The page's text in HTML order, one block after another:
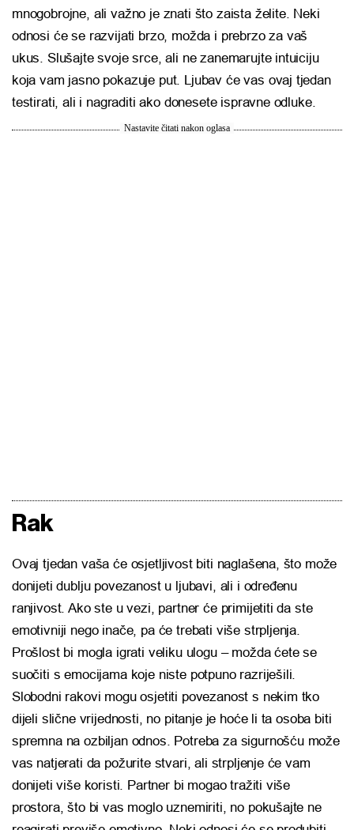
mnogobrojne, ali važno je znati što zaista želite. Neki
odnosi će se razvijati brzo, možda i prebrzo za vaš
ukus. Slušajte svoje srce, ali ne zanemarujte intuiciju
koja vam jasno pokazuje put. Ljubav će vas ovaj tjedan
testirati, ali i nagraditi ako donesete ispravne odluke.
Nastavite čitati nakon oglasa
Rak
Ovaj tjedan vaša će osjetljivost biti naglašena, što može
donijeti dublju povezanost u ljubavi, ali i određenu
ranjivost. Ako ste u vezi, partner će primijetiti da ste
emotivniji nego inače, pa će trebati više strpljenja.
Prošlost bi mogla igrati veliku ulogu – možda ćete se
suočiti s emocijama koje niste potpuno razriješili.
Slobodni rakovi mogu osjetiti povezanost s nekim tko
dijeli slične vrijednosti, no pitanje je hoće li ta osoba biti
spremna na ozbiljan odnos. Potreba za sigurnošću može
vas natjerati da požurite stvari, ali strpljenje će vam
donijeti više koristi. Partner bi mogao tražiti više
prostora, što bi vas moglo uznemiriti, no pokušajte ne